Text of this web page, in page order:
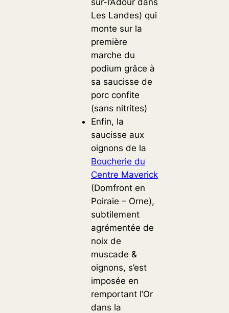
Les Landes) qui
monte sur la
première
marche du
podium grâce à
sa saucisse de
porc confite
(sans nitrites)
Enfin, la
saucisse aux
oignons de la
Boucherie du
Centre Maverick
(Domfront en
Poiraie – Orne),
subtilement
agrémentée de
noix de
muscade &
oignons, s’est
imposée en
remportant l’Or
dans la